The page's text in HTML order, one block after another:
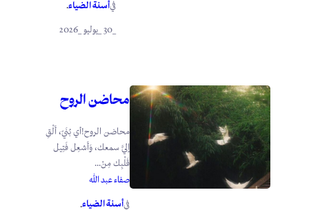
فيأسنة الضياء.
محاضن الروح
محاضن الروح!أي بُنَيّ، أَلْقِ
إليَّ سمعك، وَأَشعِل فَتِيل
قَلْبِك مِنْ...
صفاء عبد الله
فيأسنة الضياء.